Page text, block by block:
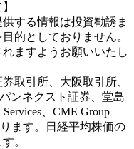
する情報は投資勧誘ま
的としておりません。
ますようお願いいたし
取引所、大阪取引所、
ンネクスト証券、堂島
、CME Group
ます。日経平均株価の
。